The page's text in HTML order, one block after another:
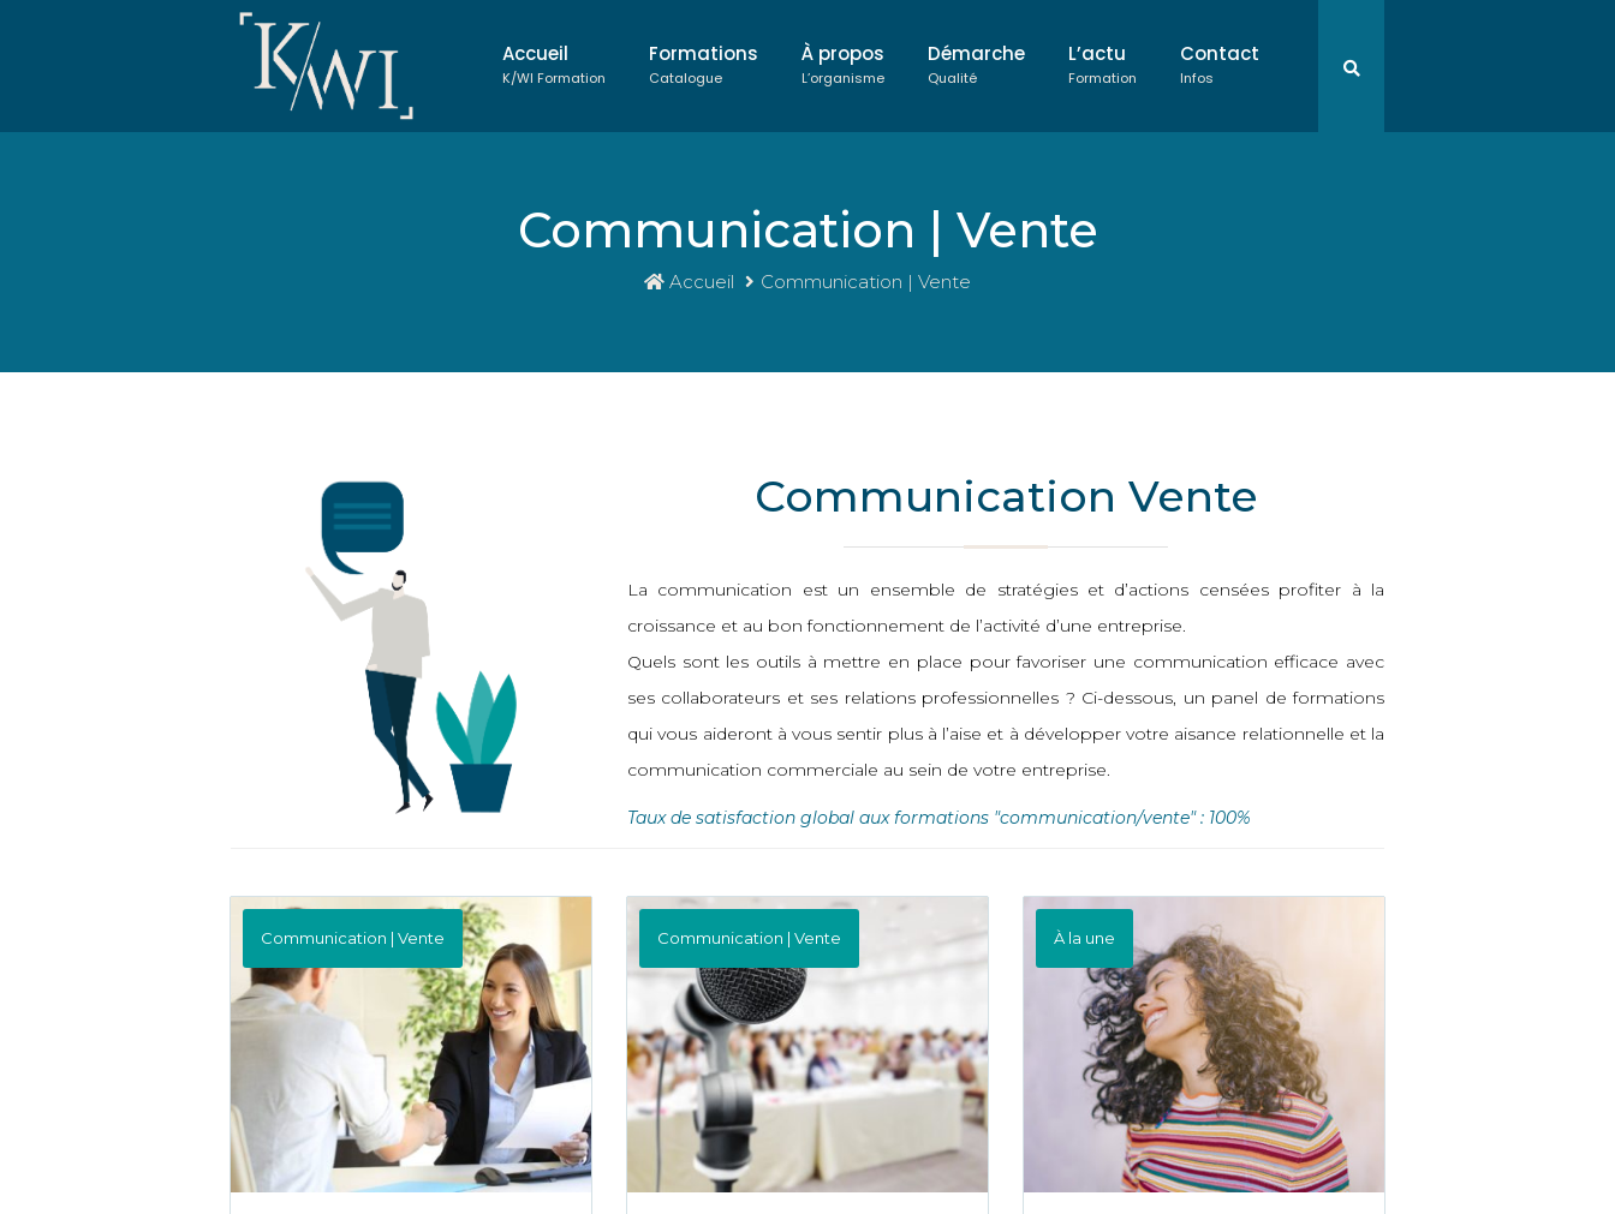
Accueil
K/WI Formation
Formations
Catalogue
À propos
L’organisme
Démarche
Qualité
L’actu
Formation
Contact
Infos
Communication | Vente
Accueil Communication | Vente
Communication Vente
La communication est un ensemble de stratégies et d’actions censées profiter à la
croissance et au bon fonctionnement de l’activité d’une entreprise.
Quels sont les outils à mettre en place pour favoriser une communication efficace avec
ses collaborateurs et ses relations professionnelles ? Ci-dessous, un panel de formations
qui vous aideront à vous sentir plus à l’aise et à développer votre aisance relationnelle et la
communication commerciale au sein de votre entreprise.
Taux de satisfaction global aux formations "communication/vente" : 100%
Communication | Vente Communication | Vente À la une